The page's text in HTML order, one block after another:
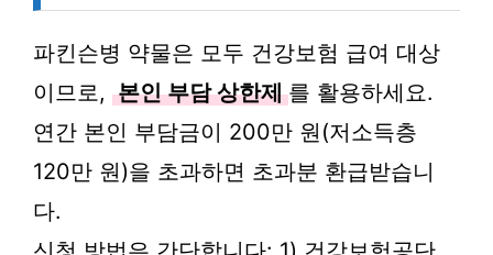
파킨슨병 약물은 모두 건강보험 급여 대상
이므로, 본인 부담 상한제 를 활용하세요.
연간 본인 부담금이 200만 원(저소득층
120만 원)을 초과하면 초과분 환급받습니
다.